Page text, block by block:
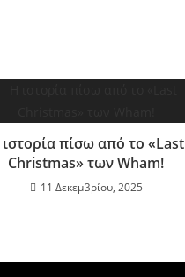
πίσω από το «Last
Christmas» των Wham!
11 Δεκεμβρίου, 2025